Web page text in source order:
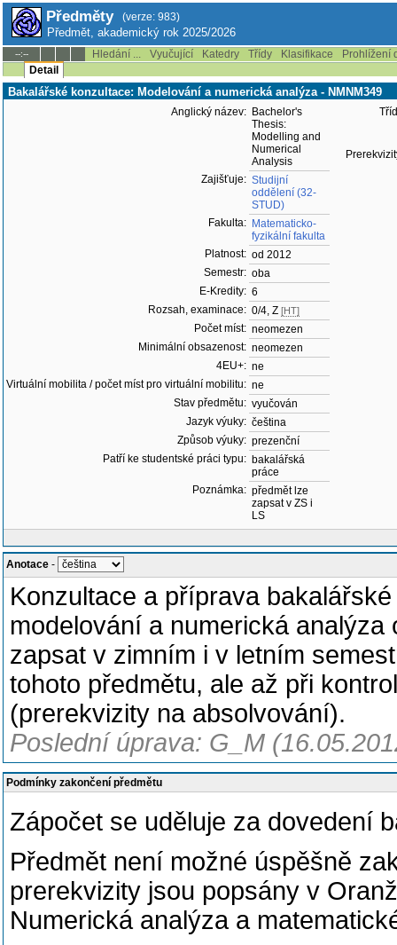
Předměty (verze: 983)
Předmět, akademický rok 2025/2026
--:-- Hledání ... Vyučující Katedry Třídy Klasifikace
Prohlížení
Detail
Bakalářské konzultace: Modelování a numerická analýza - NMNM349
Anglický název: Bachelor's
Thesis:
Modelling and
Numerical
Analysis
Zajišťuje: Studijní
oddělení (32-
STUD)
Fakulta: Matematicko-
fyzikální fakulta
Platnost: od 2012
Semestr: oba
E-Kredity: 6
Rozsah, examinace: 0/4, Z [HT]
Počet míst: neomezen
Minimální obsazenost: neomezen
4EU+: ne
Virtuální mobilita / počet míst pro virtuální mobilitu: ne
Stav předmětu: vyučován
Jazyk výuky: čeština
Způsob výuky: prezenční
Patří ke studentské práci typu: bakalářská
práce
Poznámka: předmět lze
zapsat v ZS i
LS
Anotace -
Konzultace a příprava
modelování a numerická
zapsat v zimním i v letním
tohoto předmětu, ale až při
(prerekvizity na absolvování).
Poslední úprava: G_M
Podmínky zakončení předmětu
Zápočet se uděluje za dovedení
Předmět není možné úspěšně
prerekvizity jsou popsány v
Numerická analýza a